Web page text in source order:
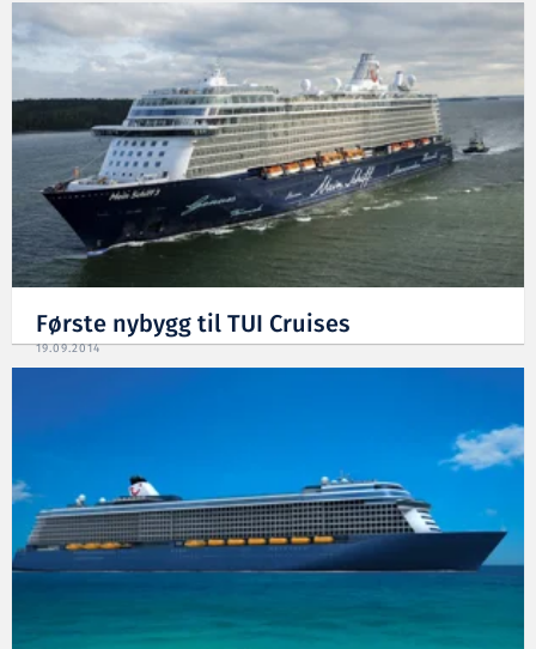
Første nybygg til TUI Cruises
19.09.2014